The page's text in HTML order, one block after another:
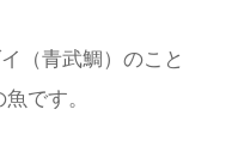
（青武鯛）のこと
です。